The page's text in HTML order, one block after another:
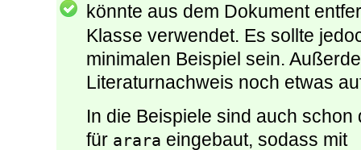
könnte aus dem Dokument
Klasse verwendet. Es sollte
minimalen Beispiel sein.
Literaturnachweis noch etwas
In die Beispiele sind auch
für arara eingebaut, sodass mit